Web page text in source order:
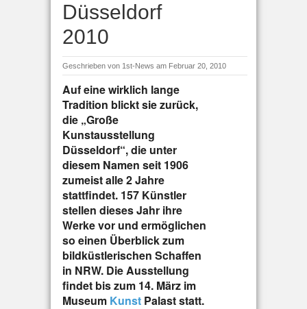
Düsseldorf
2010
Geschrieben von 1st-News am Februar 20, 2010
Auf eine wirklich lange
Tradition blickt sie zurück,
die „Große
Kunstausstellung
Düsseldorf“, die unter
diesem Namen seit 1906
zumeist alle 2 Jahre
stattfindet. 157 Künstler
stellen dieses Jahr ihre
Werke vor und ermöglichen
so einen Überblick zum
bildküstlerischen Schaffen
in NRW. Die Ausstellung
findet bis zum 14. März im
Museum Kunst Palast statt.